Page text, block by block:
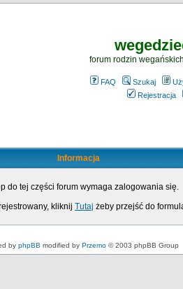
forum rodzin
FAQ Szukaj
Rejestracja
Informacja
do tej części forum wymaga zalogowania się.
kliknij Tutaj żeby przejść do
by phpBB modified by Przemo © 2003 phpBB Group